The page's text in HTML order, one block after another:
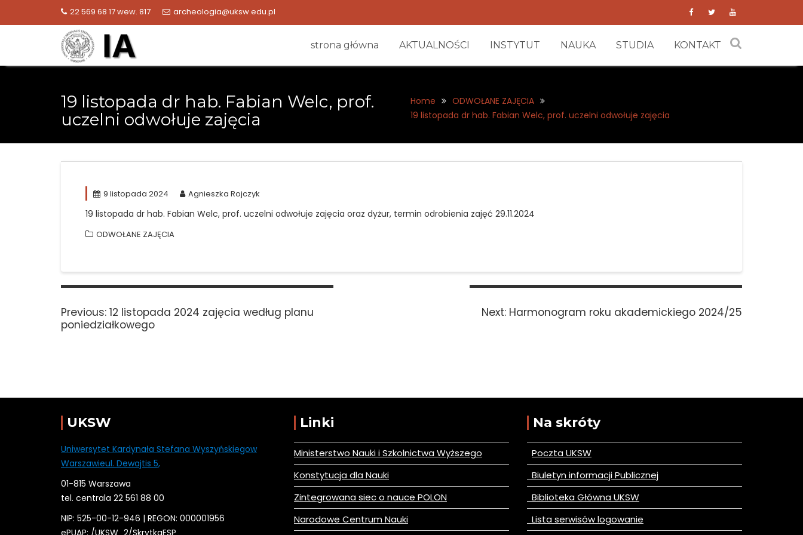
22 569 68 17 wew. 817 archeologia@uksw.edu.pl
strona główna AKTUALNOŚCI INSTYTUT NAUKA STUDIA KONTAKT
19 listopada dr hab. Fabian Welc, prof.
uczelni odwołuje zajęcia
Home
ODWOŁANE ZAJĘCIA
19 listopada dr hab. Fabian Welc, prof. uczelni odwołuje zajęcia
9 listopada 2024 Agnieszka Rojczyk
19 listopada dr hab. Fabian Welc, prof. uczelni odwołuje zajęcia oraz dyżur, termin odrobienia zajęć 29.11.2024
ODWOŁANE ZAJĘCIA
Nawigacja
Previous: Previous
post:
12 listopada 2024 zajęcia według planu
poniedziałkowego
Next: Next
Harmonogram roku akademickiego 2024/25
UKSW
Uniwersytet Kardynała Stefana Wyszyńskiegow
Warszawieul. Dewajtis 5,
01-815 Warszawa
tel. centrala 22 561 88 00
NIP: 525-00-12-946 | REGON: 000001956
Linki
Ministerstwo Nauki i Szkolnictwa Wyższego
Konstytucja dla Nauki
Zintegrowana siec o nauce POLON
Narodowe Centrum Nauki
Na skróty
Poczta UKSW
Biuletyn informacji Publicznej
Biblioteka Główna UKSW
Lista serwisów logowanie